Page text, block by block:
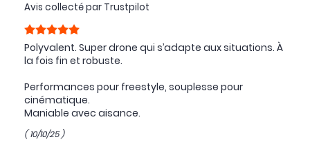
Avis collecté par Trustpilot
Polyvalent. Super drone qui s’adapte aux situations. À
la fois fin et robuste.
Performances pour freestyle, souplesse pour
cinématique.
Maniable avec aisance.
( 10/10/25 )